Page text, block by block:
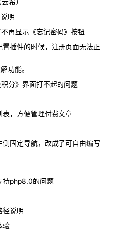
希）
明
再显示《忘记密码》按钮
插件的时候，注册页面无法正
功能。
分》界面打不起的问题
，方便管理付费文章
固定导航，改成了可自由编写
php8.0的问题
说明
验